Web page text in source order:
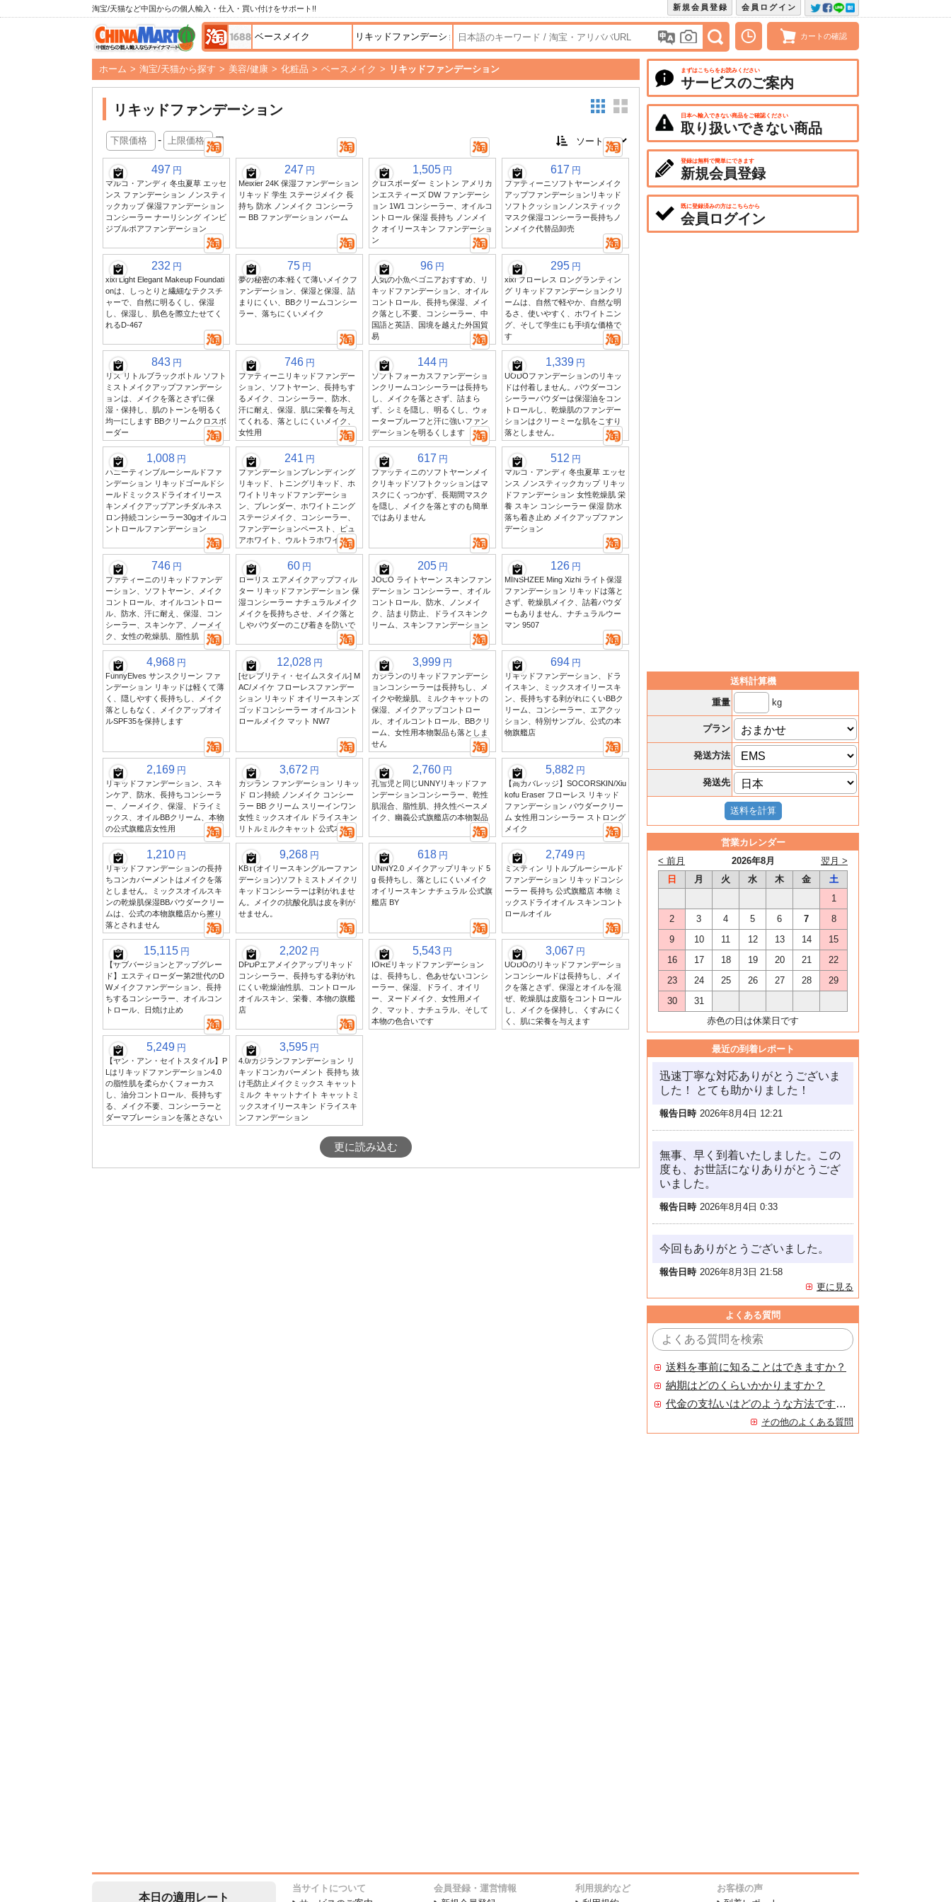
淘宝/天猫など中国からの個人輸入・仕入・買い付けをサポート!! 会員ログイン
新規会員登録
カートの確認
ホーム > 淘宝/天猫から探す > 美容/健康 > 化粧品 > ベースメイク > リキッドファンデーション
リキッドファンデーション
- 円
497 円
マルコ・アンディ 冬虫夏草 エッセ
ンス ファンデーション ノンスティ
ックカップ 保湿ファンデーション
コンシーラー ナーリシング インビ
ジブルポアファンデーション
247 円
Meixier 24K 保湿ファンデーション
リキッド 学生 ステージメイク 長
持ち 防水 ノンメイク コンシーラ
ー BB ファンデーション バーム
1,505 円
クロスボーダー ミントン アメリカ
ンエスティーズ DW ファンデーシ
ョン 1W1 コンシーラー、オイルコ
ントロール 保湿 長持ち ノンメイ
ク オイリースキン ファンデーショ
ン
617 円
ファティーニソフトヤーンメイク
アップファンデーションリキッド
ソフトクッションノンスティック
マスク保湿コンシーラー長持ちノ
ンメイク代替品卸売
232 円
xixi Light Elegant Makeup Foundati
onは、しっとりと繊細なテクスチ
ャーで、自然に明るくし、保湿
し、保湿し、肌色を際立たせてく
れるD-467
75 円
夢の秘密の本:軽くて薄いメイクフ
ァンデーション、保湿と保湿、詰
まりにくい、BBクリームコンシー
ラー、落ちにくいメイク
96 円
人気の小魚ベゴニアおすすめ、リ
キッドファンデーション、オイル
コントロール、長持ち保湿、メイ
ク落とし不要、コンシーラー、中
国語と英語、国境を越えた外国貿
易
295 円
xixi フローレス ロングランティン
グ リキッドファンデーションクリ
ームは、自然で軽やか、自然な明
るさ、使いやすく、ホワイトニン
グ、そして学生にも手頃な価格で
す
843 円
リズ リトルブラックボトル ソフト
ミストメイクアップファンデーシ
ョンは、メイクを落とさずに保
湿・保持し、肌のトーンを明るく
均一にします BBクリームクロスボ
ーダー
746 円
ファティーニリキッドファンデー
ション、ソフトヤーン、長持ちす
るメイク、コンシーラー、防水、
汗に耐え、保湿、肌に栄養を与え
てくれる、落としにくいメイク、
女性用
144 円
ソフトフォーカスファンデーショ
ンクリームコンシーラーは長持ち
し、メイクを落とさず、詰まら
ず、シミを隠し、明るくし、ウォ
ータープルーフと汗に強いファン
デーションを明るくします
1,339 円
UODOファンデーションのリキッ
ドは付着しません。パウダーコン
シーラーパウダーは保湿油をコン
トロールし、乾燥肌のファンデー
ションはクリーミーな肌をこすり
落としません。
1,008 円
ハニーティンブルーシールドファ
ンデーション リキッドゴールドシ
ールドミックスドライオイリース
キンメイクアップアンチダルネス
ロン持続コンシーラー30gオイルコ
ントロールファンデーション
241 円
ファンデーションブレンディング
リキッド、トニングリキッド、ホ
ワイトリキッドファンデーショ
ン、ブレンダー、ホワイトニング
ステージメイク、コンシーラー、
ファンデーションペースト、ピュ
アホワイト、ウルトラホワイト
617 円
ファッティニのソフトヤーンメイ
クリキッドソフトクッションはマ
スクにくっつかず、長期間マスク
を隠し、メイクを落とすのも簡単
ではありません
512 円
マルコ・アンディ 冬虫夏草 エッセ
ンス ノンスティックカップ リキッ
ドファンデーション 女性乾燥肌 栄
養 スキン コンシーラー 保湿 防水
落ち着き止め メイクアップファン
デーション
746 円
ファティーニのリキッドファンデ
ーション、ソフトヤーン、メイク
コントロール、オイルコントロー
ル、防水、汗に耐え、保湿、コン
シーラー、スキンケア、ノーメイ
ク、女性の乾燥肌、脂性肌
60 円
ローリス エアメイクアップフィル
ター リキッドファンデーション 保
湿コンシーラー ナチュラルメイク
メイクを長持ちさせ、メイク落と
しやパウダーのこび着きを防いで
205 円
JOCO ライトヤーン スキンファン
デーション コンシーラー、オイル
コントロール、防水、ノンメイ
ク、詰まり防止、ドライスキンク
リーム、スキンファンデーション
126 円
MINSHZEE Ming Xizhi ライト保湿
ファンデーション リキッドは落と
さず、乾燥肌メイク、詰着パウダ
ーもありません、ナチュラルウー
マン 9507
4,968 円
FunnyElves サンスクリーン ファ
ンデーション リキッドは軽くて薄
く、隠しやすく長持ちし、メイク
落としもなく、メイクアップオイ
ルSPF35を保持します
12,028 円
[セレブリティ・セイムスタイル] M
AC/メイケ フローレスファンデー
ション リキッド オイリースキンズ
ゴッドコンシーラー オイルコント
ロールメイク マット NW7
3,999 円
カジランのリキッドファンデーシ
ョンコンシーラーは長持ちし、メ
イクや乾燥肌、ミルクキャットの
保湿、メイクアップコントロー
ル、オイルコントロール、BBクリ
ーム、女性用本物製品も落としま
せん
694 円
リキッドファンデーション、ドラ
イスキン、ミックスオイリースキ
ン、長持ちする剥がれにくいBBク
リーム、コンシーラー、エアクッ
ション、特別サンプル、公式の本
物旗艦店
2,169 円
リキッドファンデーション、スキ
ンケア、防水、長持ちコンシーラ
ー、ノーメイク、保湿、ドライミ
ックス、オイルBBクリーム、本物
の公式旗艦店女性用
3,672 円
カジラン ファンデーション リキッ
ド ロン持続 ノンメイク コンシー
ラー BB クリーム スリーインワン
女性ミックスオイル ドライスキン
リトルミルクキャット 公式本物
2,760 円
孔雪児と同じUNNYリキッドファ
ンデーションコンシーラー、乾性
肌混合、脂性肌、持久性ベースメ
イク、幽義公式旗艦店の本物製品
5,882 円
【高カバレッジ】SOCORSKIN/Xiu
kofu Eraser フローレス リキッド
ファンデーション パウダークリー
ム 女性用コンシーラー ストロング
メイク
1,210 円
リキッドファンデーションの長持
ちコンカバーメントはメイクを落
としません。ミックスオイルスキ
ンの乾燥肌保湿BBパウダークリー
ムは、公式の本物旗艦店から擦り
落とされません
9,268 円
KBT(オイリースキングルーファン
デーション)ソフトミストメイクリ
キッドコンシーラーは剥がれませ
ん。メイクの抗酸化肌は皮を剥が
せません。
618 円
UNNY2.0 メイクアップリキッド 5
g 長持ちし、落としにくいメイク
オイリースキン ナチュラル 公式旗
艦店 BY
2,749 円
ミスティン リトルブルーシールド
ファンデーション リキッドコンシ
ーラー 長持ち 公式旗艦店 本物 ミ
ックスドライオイル スキンコント
ロールオイル
15,115 円
【サブバージョンとアップグレー
ド】エスティローダー第2世代のD
Wメイクファンデーション、長持
ちするコンシーラー、オイルコン
トロール、日焼け止め
2,202 円
DPDPエアメイクアップリキッド
コンシーラー、長持ちする剥がれ
にくい乾燥油性肌、コントロール
オイルスキン、栄養、本物の旗艦
店
5,543 円
IOREリキッドファンデーション
は、長持ちし、色あせないコンシ
ーラー、保湿、ドライ、オイリ
ー、ヌードメイク、女性用メイ
ク、マット、ナチュラル、そして
本物の色合いです
3,067 円
UODOのリキッドファンデーショ
ンコンシールドは長持ちし、メイ
クを落とさず、保湿とオイルを混
ぜ、乾燥肌は皮脂をコントロール
し、メイクを保持し、くすみにく
く、肌に栄養を与えます
5,249 円
【ヤン・アン・セイトスタイル】P
Lはリキッドファンデーション4.0
の脂性肌を柔らかくフォーカス
し、油分コントロール、長持ちす
る、メイク不要、コンシーラーと
ダーマブレーションを落とさない
3,595 円
4.0/カジランファンデーション リ
キッドコンカバーメント 長持ち 抜
け毛防止メイクミックス キャット
ミルク キャットナイト キャットミ
ックスオイリースキン ドライスキ
ンファンデーション
更に読み込む
まずはこちらをお読みください
サービスのご案内
日本へ輸入できない商品をご確認ください
取り扱いできない商品
登録は無料で簡単にできます
新規会員登録
既に登録済みの方はこちらから
会員ログイン
送料計算機
重量
kg
プラン
発送方法
発送先
営業カレンダー
2026年8月
< 前月
翌月 >
日
月 火 水 木 金
土
1
2
3 4 5 6 7
8
9
10 11 12 13 14
15
16
17 18 19 20 21
22
23
24 25 26 27 28
29
30
31
赤色の日は休業日です
最近の到着レポート
迅速丁寧な対応ありがとうございま
した！ とても助かりました！
報告日時 2026年8月4日 12:21
無事、早く到着いたしました。この
度も、お世話になりありがとうござ
いました。
報告日時 2026年8月4日 0:33
今回もありがとうございました。
報告日時 2026年8月3日 21:58
更に見る
よくある質問
送料を事前に知ることはできますか？
納期はどのくらいかかりますか？
代金の支払いはどのような方法ですか？
その他のよくある質問
本日の適用レート
当サイトについて
会員登録・運営情報
利用規約など
お客様の声